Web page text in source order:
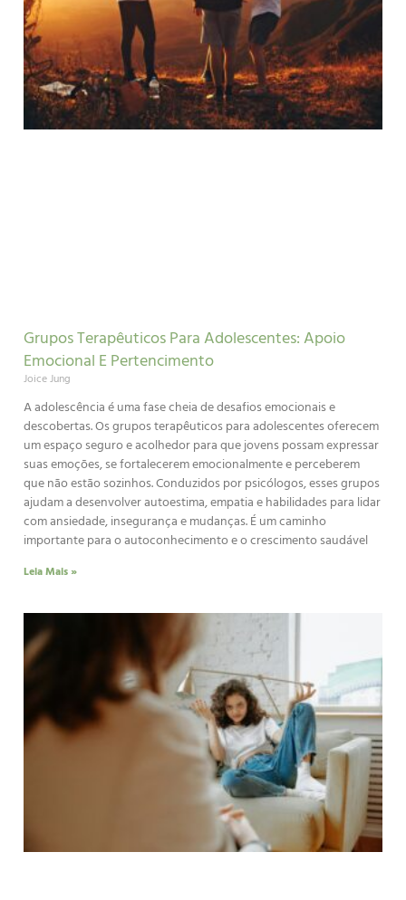
Grupos Terapêuticos Para Adolescentes: Apoio
Emocional E Pertencimento
Joice Jung
A adolescência é uma fase cheia de desafios emocionais e
descobertas. Os grupos terapêuticos para adolescentes oferecem
um espaço seguro e acolhedor para que jovens possam expressar
suas emoções, se fortalecerem emocionalmente e perceberem
que não estão sozinhos. Conduzidos por psicólogos, esses grupos
ajudam a desenvolver autoestima, empatia e habilidades para lidar
com ansiedade, insegurança e mudanças. É um caminho
importante para o autoconhecimento e o crescimento saudável
Leia Mais »